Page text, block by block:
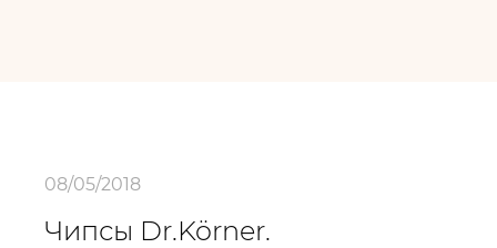
08/05/2018
Чипсы Dr.Körner.